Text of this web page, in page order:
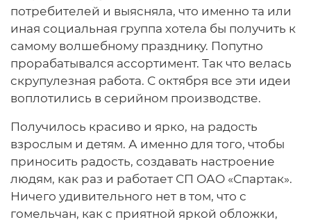
потребителей и выясняла, что именно та или
иная социальная группа хотела бы получить к
самому волшебному празднику. Попутно
прорабатывался ассортимент. Так что велась
скрупулезная работа. С октября все эти идеи
воплотились в серийном производстве.
Получилось красиво и ярко, на радость
взрослым и детям. А именно для того, чтобы
приносить радость, создавать настроение
людям, как раз и работает СП ОАО «Спартак».
Ничего удивительного нет в том, что с
гомельчан, как с приятной яркой обложки,